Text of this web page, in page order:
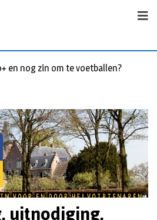
en nog zin om te voetballen? Kom